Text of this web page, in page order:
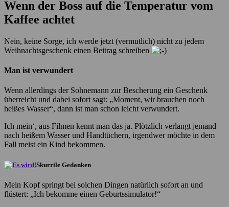
Wenn der Boss auf die Temperatur vom
Kaffee achtet
Nein, keine Sorge, ich werde jetzt (vermutlich) nicht zu jedem
Weihnachtsgeschenk einen Beitrag schreiben
Man ist verwundert
Wenn allerdings der Sohnemann zur Bescherung ein Geschenk
überreicht und dabei sofort sagt: „Moment, wir brauchen noch
heißes Wasser“, dann ist man schon leicht verwundert.
Ich mein‘, aus Filmen kennt man das ja. Plötzlich verlangt jemand
nach heißem Wasser und Handtüchern, irgendwer möchte in dem
Fall meist ein Kind bekommen.
Skurrile Gedanken
Mein Kopf springt bei solchen Dingen natürlich sofort an und
flüstert: „Ich bekomme einen Geburtssimulator!“